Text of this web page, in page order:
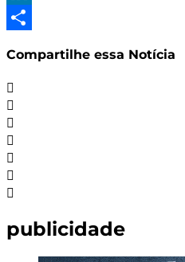
LinkedIn
Compartilhe essa Notícia
publicidade